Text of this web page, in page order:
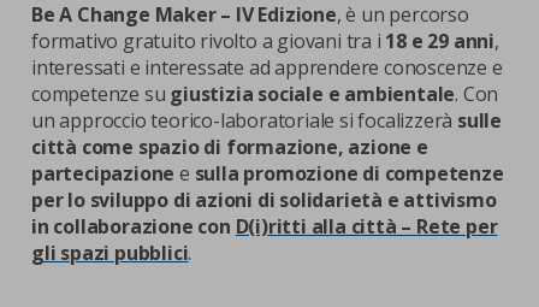
Be A Change Maker – IV Edizione, è un percorso
formativo gratuito rivolto a giovani tra i 18 e 29 anni,
interessati e interessate ad apprendere conoscenze e
competenze su giustizia sociale e ambientale. Con
un approccio teorico-laboratoriale si focalizzerà sulle
città come spazio di formazione, azione e
partecipazionee sulla promozione di competenze
per lo sviluppo di azioni di solidarietà e attivismo
in collaborazione con D(i)ritti alla città – Rete per
gli spazi pubblici.